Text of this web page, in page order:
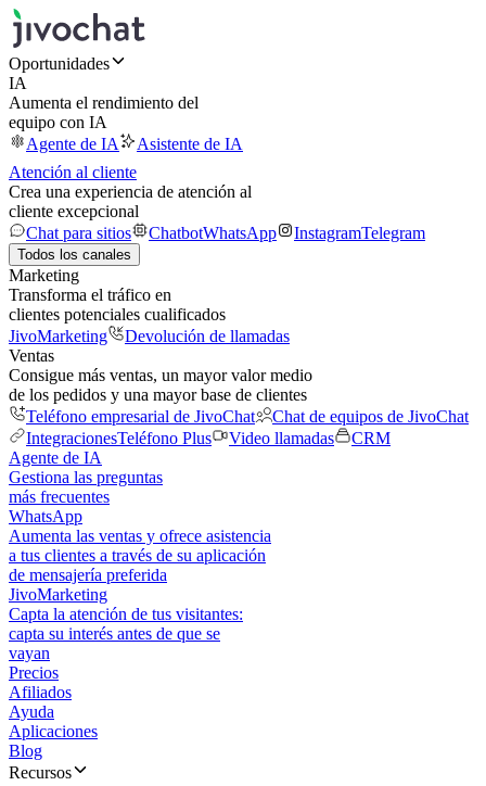
Oportunidades
IA
Aumenta el rendimiento del
equipo con IA
Agente de IA
Asistente de IA
Atención al cliente
Crea una experiencia de atención al
cliente excepcional
Chat para sitios
ChatbotWhatsApp InstagramTelegram
Todos los canales
Marketing
Transforma el tráfico en
clientes potenciales cualificados
JivoMarketing
Devolución de llamadas
Ventas
Consigue más ventas, un mayor valor medio
de los pedidos y una mayor base de clientes
Teléfono empresarial de JivoChat
Chat de equipos de JivoChat
IntegracionesTeléfono Plus Video llamadas
CRM
Agente de IA
Gestiona las preguntas
más frecuentes
WhatsApp
Aumenta las ventas y ofrece asistencia
a tus clientes a través de su aplicación
de mensajería preferida
JivoMarketing
Capta la atención de tus visitantes:
capta su interés antes de que se
vayan
Precios
Afiliados
Ayuda
Aplicaciones
Blog
Recursos